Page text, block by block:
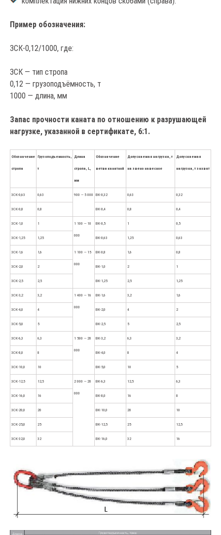
Пример обозначения:
3СК-0,12/1000, где:
3СК — тип стропа
0,12 — грузоподъёмность, т
1000 — длина, мм
Запас прочности каната по отношению к разрушающей
нагрузке, указанной в сертификате, 6:1.
Обозначение
стропа
Грузоподъемность,
т
Длина
стропа, L,
мм
Обозначение
ветви канатной
Допускаемая нагрузка, т
на звено навесное
Допускаемая
нагрузка, т захват
3СК-0,63 0,63 900 — 5 000 ВК-0,32 0,63 0,32
3СК-0,8 0,8 ВК-0,4 0,8 0,4
3СК-1,0 1 1 100 — 10
000
ВК-0,5 1 0,5
3СК-1,25 1,25 ВК-0,63 1,25 0,63
3СК-1,6 1,6 1 100 — 15
000
ВК-0,8 1,6 0,8
3СК-2,0 2 ВК-1,0 2 1
3СК-2,5 2,5 ВК-1,25 2,5 1,25
3СК-3,2 3,2 1 400 — 16
000
ВК-1,6 3,2 1,6
3СК-4,0 4 ВК-2,0 4 2
3СК-5,0 5 ВК-2,5 5 2,5
3СК-6,3 6,3 1 500 — 20
000
ВК-3,2 6,3 3,2
3СК-8,0 8 ВК-4,0 8 4
3СК-10,0 10 ВК-5,0 10 5
3СК-12,5 12,5 2 000 — 20
000
ВК-6,3 12,5 6,3
3СК-16,0 16 ВК-8,0 16 8
3СК-20,0 20 ВК-10,0 20 10
3СК-25,0 25 ВК-12,5 25 12,5
3СК-32,0 32 ВК-16,0 32 16